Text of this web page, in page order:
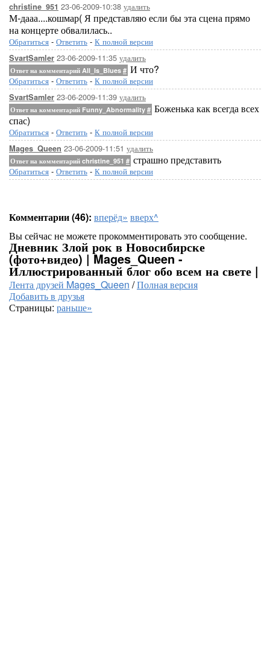
christine_951 23-06-2009-10:38 удалить
М-дааа....кошмар( Я представляю если бы эта сцена прямо
на концерте обвалилась..
Обратиться - Ответить - К полной версии
SvartSamler 23-06-2009-11:35 удалить
Ответ на комментарий All_Is_Blues # И что?
Обратиться - Ответить - К полной версии
SvartSamler 23-06-2009-11:39 удалить
Ответ на комментарий Funny_Abnormality # Боженька как всегда всех
спас)
Обратиться - Ответить - К полной версии
Mages_Queen 23-06-2009-11:51 удалить
Ответ на комментарий christine_951 # страшно представить
Обратиться - Ответить - К полной версии
Комментарии (46): вперёд» вверх^
Вы сейчас не можете прокомментировать это сообщение.
Дневник Злой рок в Новосибирске
(фото+видео) | Mages_Queen -
Иллюстрированный блог обо всем на свете |
Лента друзей Mages_Queen /Полная версия
Добавить в друзья
Страницы: раньше»